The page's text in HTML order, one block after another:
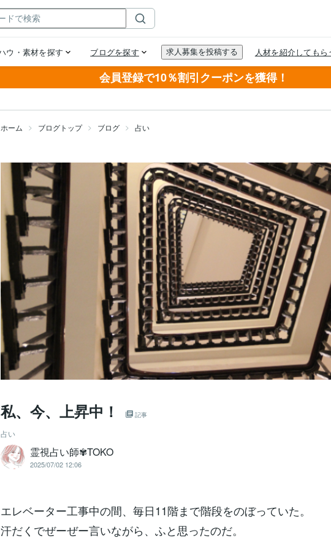
会員登録で10％割引クーポンを獲得！
ホーム ブログトップ ブログ 占い
私、今、上昇中！ 記事
占い
霊視占い師✾TOKO
2025/07/02 12:06
エレベーター工事中の間、毎日11階まで階段をのぼっていた。
汗だくでぜーぜー言いながら、ふと思ったのだ。